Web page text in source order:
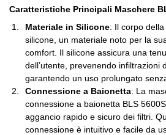
Caratteristiche Principali Maschere
Materiale in Silicone: Il corpo
silicone, un materiale noto per la
comfort. Il silicone assicura una
dell’utente, prevenendo infiltrazioni
garantendo un uso prolungato
Connessione a Baionetta: La
connessione a baionetta BLS
aggancio rapido e sicuro dei filtri.
connessione è intuitivo e facile da